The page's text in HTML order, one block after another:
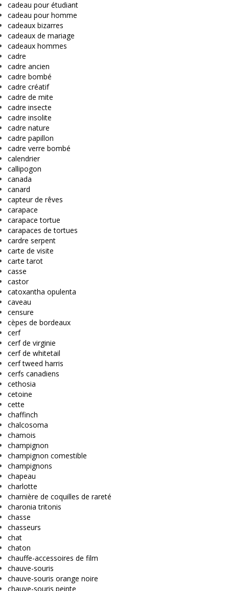
cadeau pour étudiant
cadeau pour homme
cadeaux bizarres
cadeaux de mariage
cadeaux hommes
cadre
cadre ancien
cadre bombé
cadre créatif
cadre de mite
cadre insecte
cadre insolite
cadre nature
cadre papillon
cadre verre bombé
calendrier
callipogon
canada
canard
capteur de rêves
carapace
carapace tortue
carapaces de tortues
cardre serpent
carte de visite
carte tarot
casse
castor
catoxantha opulenta
caveau
censure
cèpes de bordeaux
cerf
cerf de virginie
cerf de whitetail
cerf tweed harris
cerfs canadiens
cethosia
cetoine
cette
chaffinch
chalcosoma
chamois
champignon
champignon comestible
champignons
chapeau
charlotte
charnière de coquilles de rareté
charonia tritonis
chasse
chasseurs
chat
chaton
chauffe-accessoires de film
chauve-souris
chauve-souris orange noire
chauve-souris peinte